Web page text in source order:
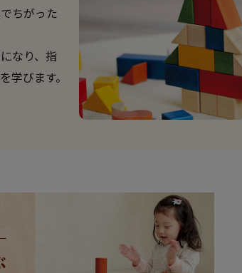
ちがった
なり、指
学びます。